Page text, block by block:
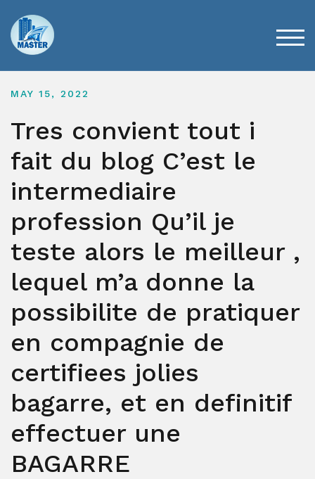
content
MAY 15, 2022
Tres convient tout i
fait du blog C’est le
intermediaire
profession Qu’il je
teste alors le meilleur ,
lequel m’a donne la
possibilite de pratiquer
en compagnie de
certifiees jolies
bagarre, et en definitif
effectuer une
BAGARRE